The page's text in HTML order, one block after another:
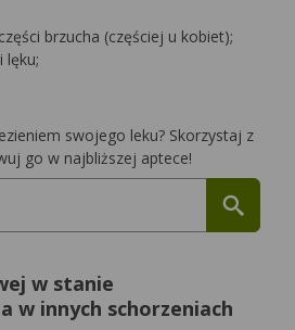
brzucha (częściej u kobiet);
lęku;
swojego leku? Skorzystaj z
go w najbliższej aptece!
w stanie
w innych schorzeniach